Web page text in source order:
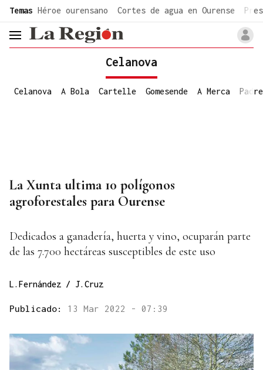
common.go-to-content
Temas Héroe ourensano Cortes de agua en Ourense
header.menu.open
Celanova
Celanova A Bola Cartelle Gomesende A Merca
La Xunta ultima 10 polígonos
agroforestales para Ourense
Dedicados a ganadería, huerta y vino, ocuparán parte
de las 7.700 hectáreas susceptibles de este uso
L.Fernández / J.Cruz
Publicado: 13 Mar 2022 - 07:39